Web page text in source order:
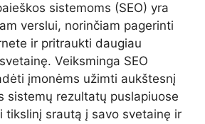
sistemoms (SEO) yra
verslui, norinčiam pagerinti
ir pritraukti daugiau
Veiksminga SEO
įmonėms užimti aukštesnį
sistemų rezultatų puslapiuose
tikslinį srautą į savo svetainę ir